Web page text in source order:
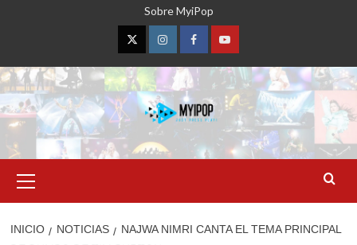
Sobre MyiPop
TwitterInstagramFacebookYouTube
primario
INICIO NOTICIAS
NAJWA NIMRI CANTA EL TEMA PRINCIPAL